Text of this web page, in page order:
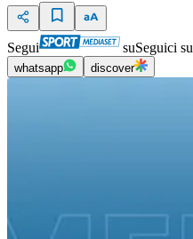
Segui suSeguici su
whatsapp discover